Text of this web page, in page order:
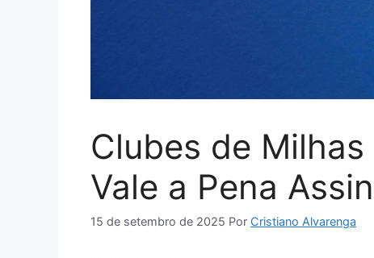
Clubes de
Vale a Pena
15 de setembro de 2025 Por Cristiano Alvarenga